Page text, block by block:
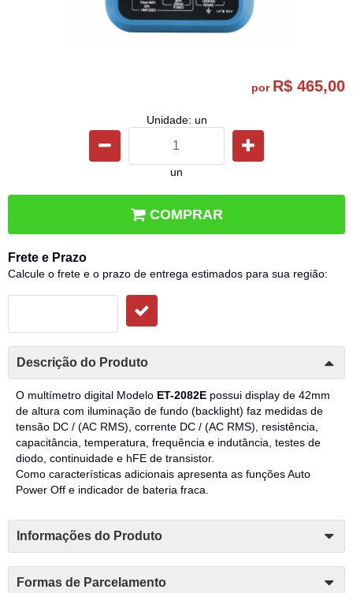
por R$ 465,00
Unidade: un
un
COMPRAR
Frete e Prazo
Calcule o frete e o prazo de entrega estimados para sua região:
Descrição do Produto
O multímetro digital Modelo ET-2082E possui display de 42mm
de altura com iluminação de fundo (backlight) faz medidas de
tensão DC / (AC RMS), corrente DC / (AC RMS), resistência,
capacitância, temperatura, frequência e indutância, testes de
diodo, continuidade e hFE de transistor.
Como características adicionais apresenta as funções Auto
Power Off e indicador de bateria fraca.
Informações do Produto
Formas de Parcelamento